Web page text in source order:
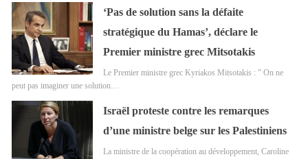
‘Pas de solution sans la défaite
stratégique du Hamas’, déclare le
Premier ministre grec Mitsotakis
Le Premier ministre grec Kyriakos Mitsotakis : " On ne
peut pas imaginer une solution…
Israël proteste contre les remarques
d’une ministre belge sur les Palestiniens
La ministre de la coopération au développement, Caroline